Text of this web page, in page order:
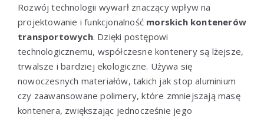
Rozwój technologii wywarł znaczący wpływ na
projektowanie i funkcjonalność morskich kontenerów
transportowych. Dzięki postępowi
technologicznemu, współczesne kontenery są lżejsze,
trwalsze i bardziej ekologiczne. Używa się
nowoczesnych materiałów, takich jak stop aluminium
czy zaawansowane polimery, które zmniejszają masę
kontenera, zwiększając jednocześnie jego